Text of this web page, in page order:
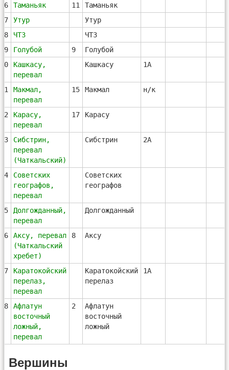
16 Таманьяк 11
Таманьяк
17
Утур
Утур
18
ЧТЗ
ЧТЗ
19
Голубой 9
Голубой
20
Кашкасу,
перевал
Кашкасу 1А
21
Макмал,
перевал
15 Макмал н/к
22
Карасу,
перевал
17 Карасу
23
Сибстрин,
перевал
(Чаткальский)
Сибстрин 2А
24
Советских
географов,
перевал
Советских
географов
25
Долгожданный,
перевал
Долгожданный
26
Аксу, перевал
(Чаткальский
хребет)
8 Аксу
27
Каратокойский
перелаз,
перевал
Каратокойский
перелаз
1А
28
Афлатун
восточный
ложный,
перевал
2
Афлатун
восточный
ложный
Вершины